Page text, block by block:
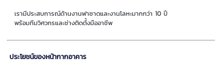
เรามีประสบการณ์ด้านงานฟาซาดและงานโลหะมากกว่า 10 ปี
พร้อมทีมวิศวกรและช่างติดตั้งมืออาชีพ
ประโยชน์ของหน้ากากอาคาร